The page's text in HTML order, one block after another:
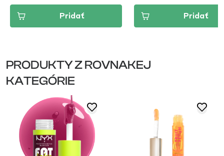
Pridať Pridať
PRODUKTY Z ROVNAKEJ
KATEGÓRIE